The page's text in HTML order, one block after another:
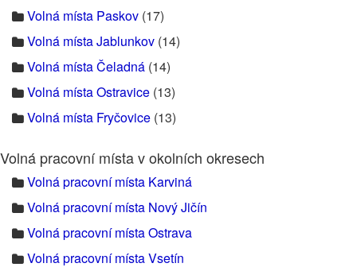
Volná místa Paskov (17)
Volná místa Jablunkov (14)
Volná místa Čeladná (14)
Volná místa Ostravice (13)
Volná místa Fryčovice (13)
Volná pracovní místa v okolních okresech
Volná pracovní místa Karviná
Volná pracovní místa Nový Jičín
Volná pracovní místa Ostrava
Volná pracovní místa Vsetín